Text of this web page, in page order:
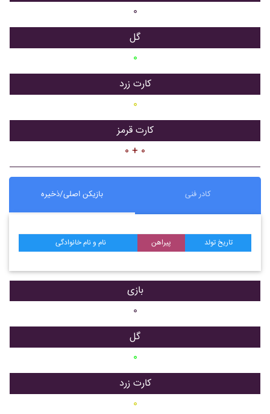
۰
گل
۰
کارت زرد
۰
کارت قرمز
۰ + ۰
بازیکن اصلی/ذخیره کادر فنی
نام و نام خانوادگی پیراهن تاریخ تولد
بازی
۰
گل
۰
کارت زرد
۰